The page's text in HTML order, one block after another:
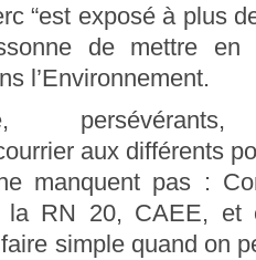
“est exposé à plus
de mettre
l’Environnement.
persévérants,
aux différents
manquent pas :
la RN 20, CAEE, et
simple quand on